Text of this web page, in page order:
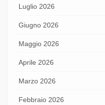
Luglio 2026
Giugno 2026
Maggio 2026
Aprile 2026
Marzo 2026
Febbraio 2026